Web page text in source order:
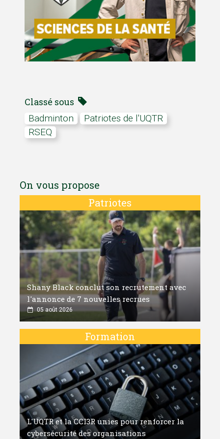
Classé sous
Badminton
Patriotes de l'UQTR
RSEQ
On vous propose
Patriotes
Shany Black conclut son recrutement avec
l'annonce de 7 nouvelles recrues
05 août 2026
Formation
L'UQTR et la CCI3R unies pour renforcer la
cybersécurité des organisations